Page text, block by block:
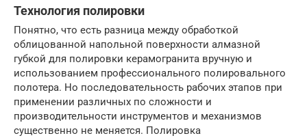
Технология полировки
Понятно, что есть разница между обработкой
облицованной напольной поверхности алмазной
губкой для полировки керамогранита вручную и
использованием профессионального полировального
полотера. Но последовательность рабочих этапов при
применении различных по сложности и
производительности инструментов и механизмов
существенно не меняется. Полировка